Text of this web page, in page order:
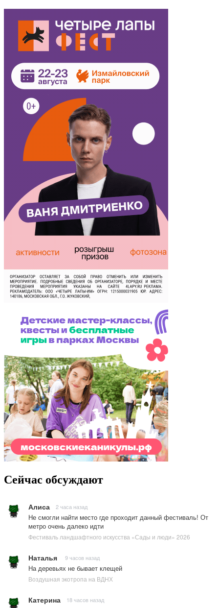
Сейчас обсуждают
Алиса 2 часа назад
Не смогли найти место где проходит данный фестиваль! От
метро очень далеко идти
Фестиваль ландшафтного искусства «Сады и люди» 2026
Наталья 9 часов назад
На деревьях не бывает клещей
Воздушная экотропа на ВДНХ
Катерина 18 часов назад